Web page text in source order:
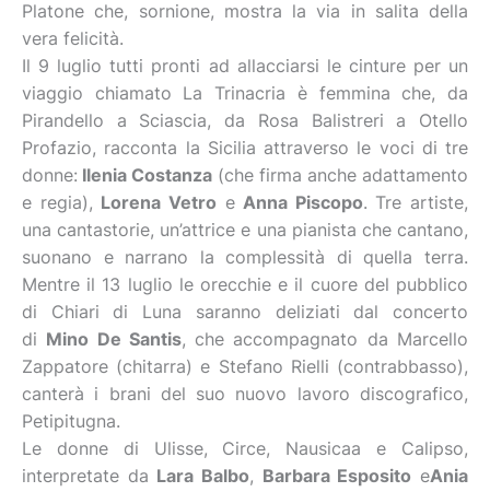
Platone che, sornione, mostra la via in salita della
vera felicità.
Il 9 luglio tutti pronti ad allacciarsi le cinture per un
viaggio chiamato La Trinacria è femmina che, da
Pirandello a Sciascia, da Rosa Balistreri a Otello
Profazio, racconta la Sicilia attraverso le voci di tre
donne: Ilenia Costanza (che firma anche adattamento
e regia), Lorena Vetro eAnna Piscopo. Tre artiste,
una cantastorie, un’attrice e una pianista che cantano,
suonano e narrano la complessità di quella terra.
Mentre il 13 luglio le orecchie e il cuore del pubblico
di Chiari di Luna saranno deliziati dal concerto
di Mino De Santis, che accompagnato da Marcello
Zappatore (chitarra) e Stefano Rielli (contrabbasso),
canterà i brani del suo nuovo lavoro discografico,
Petipitugna.
Le donne di Ulisse, Circe, Nausicaa e Calipso,
interpretate da Lara Balbo, Barbara Esposito eAnia